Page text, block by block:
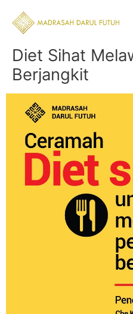
content
Diet Sihat
Berjangkit